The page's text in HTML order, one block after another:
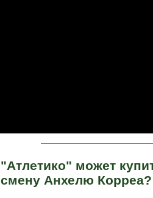
"Атлетико" может
смену Анхелю